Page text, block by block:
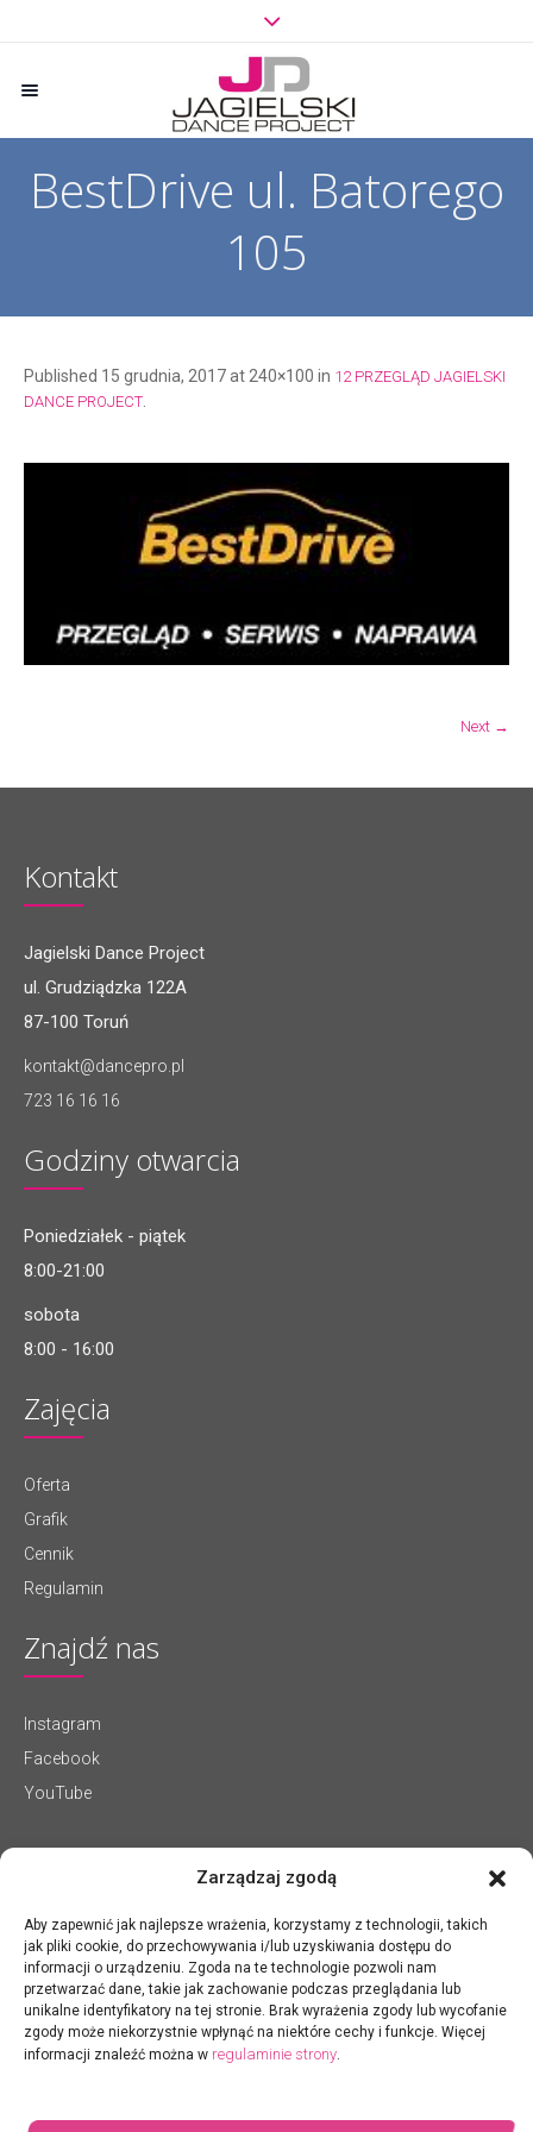
Zarządzaj zgodą
Aby zapewnić jak najlepsze wrażenia, korzystamy z technologii, takich
jak pliki cookie, do przechowywania i/lub uzyskiwania dostępu do
informacji o urządzeniu. Zgoda na te technologie pozwoli nam
przetwarzać dane, takie jak zachowanie podczas przeglądania lub
unikalne identyfikatory na tej stronie. Brak wyrażenia zgody lub wycofanie
zgody może niekorzystnie wpłynąć na niektóre cechy i funkcje. Więcej
informacji znaleźć można w regulaminie strony.
BestDrive ul. Batorego
105
Published 15 grudnia, 2017at 240×100 in 12 PRZEGLĄD JAGIELSKI
DANCE PROJECT
Next →
Kontakt
Jagielski Dance Project
ul. Grudziądzka 122A
87-100 Toruń
kontakt@dancepro.pl
723 16 16 16
Godziny otwarcia
Poniedziałek - piątek
8:00-21:00
sobota
8:00 - 16:00
Zajęcia
Oferta
Grafik
Cennik
Regulamin
Znajdź nas
Instagram
Facebook
YouTube